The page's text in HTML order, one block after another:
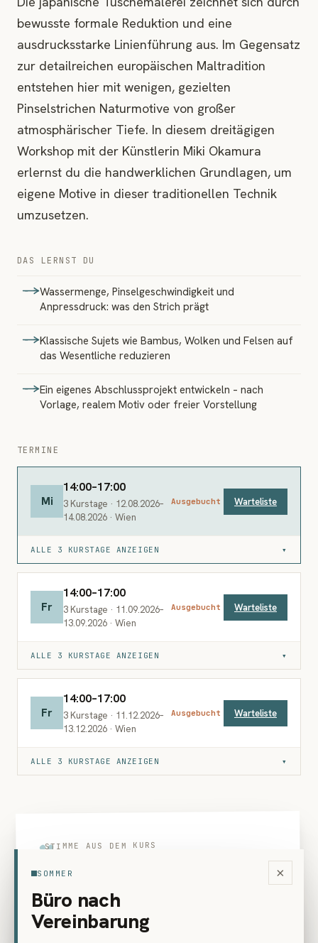
×
SOMMER
Büro nach
Vereinbarung
bewusste formale Reduktion und eine
ausdrucksstarke Linienführung aus. Im Gegensatz
zur detailreichen europäischen Maltradition
entstehen hier mit wenigen, gezielten
Pinselstrichen Naturmotive von großer
atmosphärischer Tiefe. In diesem dreitägigen
Workshop mit der Künstlerin Miki Okamura
erlernst du die handwerklichen Grundlagen, um
eigene Motive in dieser traditionellen Technik
umzusetzen.
DAS LERNST DU
Wassermenge, Pinselgeschwindigkeit und
Anpressdruck: was den Strich prägt
Klassische Sujets wie Bambus, Wolken und Felsen auf
das Wesentliche reduzieren
Ein eigenes Abschlussprojekt entwickeln – nach
Vorlage, realem Motiv oder freier Vorstellung
TERMINE
Mi
14:00–17:00
3 Kurstage · 12.08.2026–
14.08.2026 · Wien
Ausgebucht Warteliste
ALLE 3 KURSTAGE ANZEIGEN ▾
Fr
14:00–17:00
3 Kurstage · 11.09.2026–
13.09.2026 · Wien
Ausgebucht Warteliste
ALLE 3 KURSTAGE ANZEIGEN ▾
Fr
14:00–17:00
3 Kurstage · 11.12.2026–
13.12.2026 · Wien
Ausgebucht Warteliste
ALLE 3 KURSTAGE ANZEIGEN ▾
„STIMME AUS DEM KURS
Miki war eine inspirierende und
herzliche Kursleiterin, die uns viel
gezeigt hat, uns viel probieren ließ
und uns immer bestärkt und